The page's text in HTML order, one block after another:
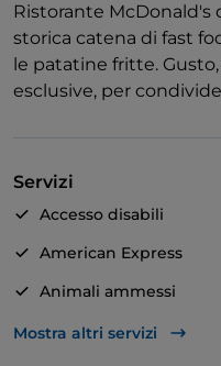
Ristorante McDonald's
storica catena di fast
le patatine fritte.
esclusive, per
Servizi
Accesso disabili
American Express
Animali ammessi
Asporto
Mostra altri servizi